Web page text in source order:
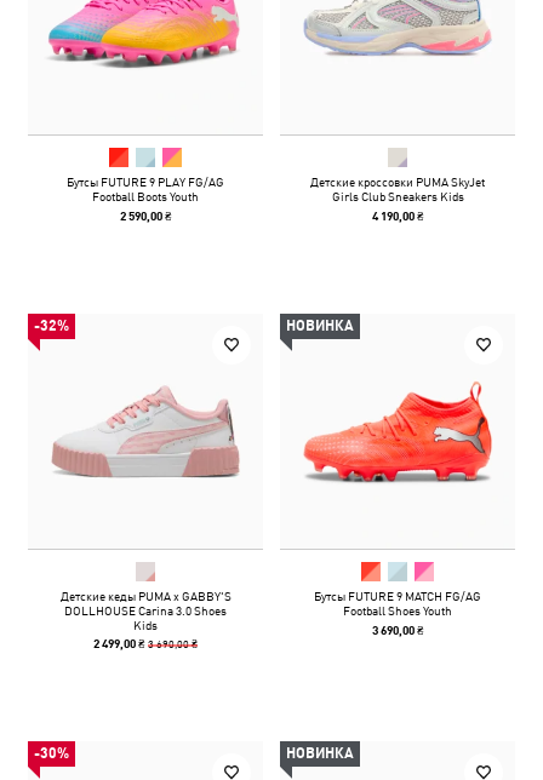
Бутсы FUTURE 9 PLAY FG/AG
Football Boots Youth
2 590,00 ₴
Детские кроссовки PUMA SkyJet
Girls Club Sneakers Kids
4 190,00 ₴
-32%
Детские кеды PUMA x GABBY'S
DOLLHOUSE Carina 3.0 Shoes
Kids
2 499,00 ₴3 690,00 ₴
НОВИНКА
Бутсы FUTURE 9 MATCH FG/AG
Football Shoes Youth
3 690,00 ₴
-30% НОВИНКА